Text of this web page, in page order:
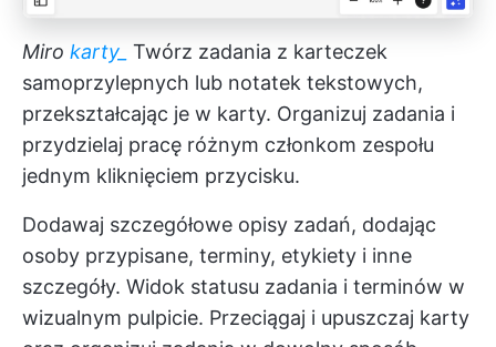
Miro karty_ Twórz zadania z karteczek
samoprzylepnych lub notatek tekstowych,
przekształcając je w karty. Organizuj zadania i
przydzielaj pracę różnym członkom zespołu
jednym kliknięciem przycisku.
Dodawaj szczegółowe opisy zadań, dodając
osoby przypisane, terminy, etykiety i inne
szczegóły. Widok statusu zadania i terminów w
wizualnym pulpicie. Przeciągaj i upuszczaj karty